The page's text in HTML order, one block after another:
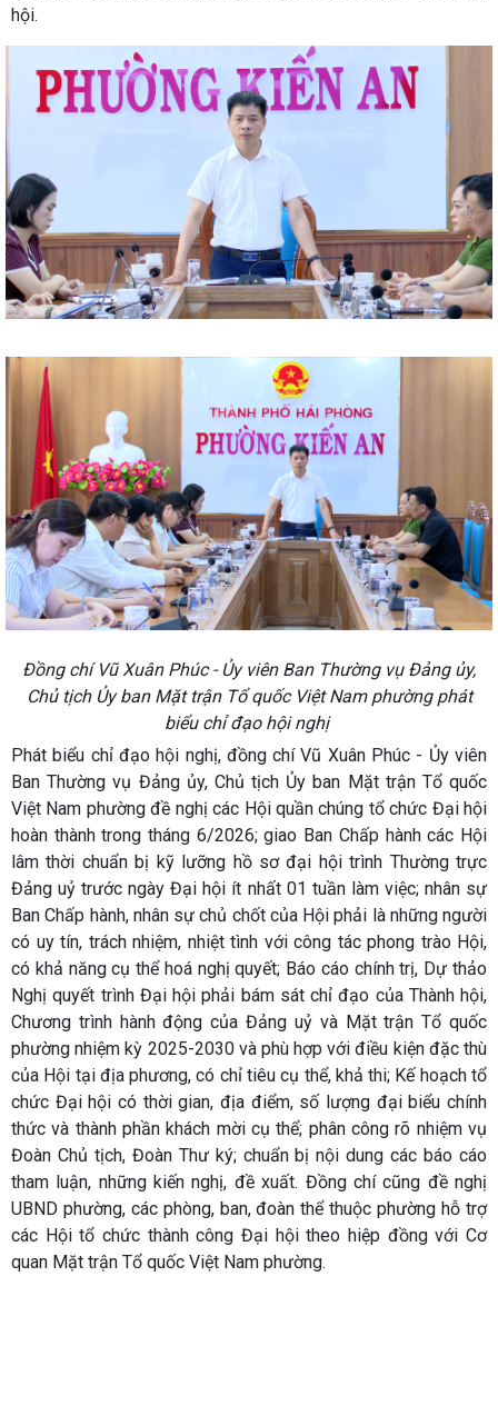
hội.
Đồng chí Vũ Xuân Phúc - Ủy viên Ban Thường vụ Đảng ủy,
Chủ tịch Ủy ban Mặt trận Tổ quốc Việt Nam phường phát
biểu chỉ đạo hội nghị
Phát biểu chỉ đạo hội nghị, đồng chí Vũ Xuân Phúc - Ủy viên
Ban Thường vụ Đảng ủy, Chủ tịch Ủy ban Mặt trận Tổ quốc
Việt Nam phường đề nghị các Hội quần chúng tổ chức Đại hội
hoàn thành trong tháng 6/2026; giao Ban Chấp hành các Hội
lâm thời chuẩn bị kỹ lưỡng hồ sơ đại hội trình Thường trực
Đảng uỷ trước ngày Đại hội ít nhất 01 tuần làm việc; nhân sự
Ban Chấp hành, nhân sự chủ chốt của Hội phải là những người
có uy tín, trách nhiệm, nhiệt tình với công tác phong trào Hội,
có khả năng cụ thể hoá nghị quyết; Báo cáo chính trị, Dự thảo
Nghị quyết trình Đại hội phải bám sát chỉ đạo của Thành hội,
Chương trình hành động của Đảng uỷ và Mặt trận Tổ quốc
phường nhiệm kỳ 2025-2030 và phù hợp với điều kiện đặc thù
của Hội tại địa phương, có chỉ tiêu cụ thể, khả thi; Kế hoạch tổ
chức Đại hội có thời gian, địa điểm, số lượng đại biểu chính
thức và thành phần khách mời cụ thể; phân công rõ nhiệm vụ
Đoàn Chủ tịch, Đoàn Thư ký; chuẩn bị nội dung các báo cáo
tham luận, những kiến nghị, đề xuất. Đồng chí cũng đề nghị
UBND phường, các phòng, ban, đoàn thể thuộc phường hỗ trợ
các Hội tổ chức thành công Đại hội theo hiệp đồng với Cơ
quan Mặt trận Tổ quốc Việt Nam phường.